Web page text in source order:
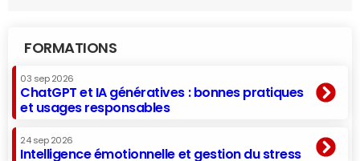
FORMATIONS
03 sep 2026
ChatGPT et IA génératives : bonnes pratiques
et usages responsables
24 sep 2026
Intelligence émotionnelle et gestion du stress